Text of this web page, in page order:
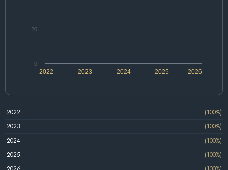
2022 2024 2026
2023 2025
0
20
2022
(100%)
2023
(100%)
2024
(100%)
2025
(100%)